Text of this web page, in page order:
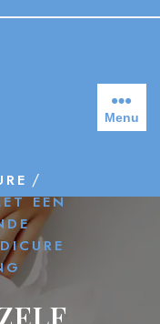
Menu
/
EEN